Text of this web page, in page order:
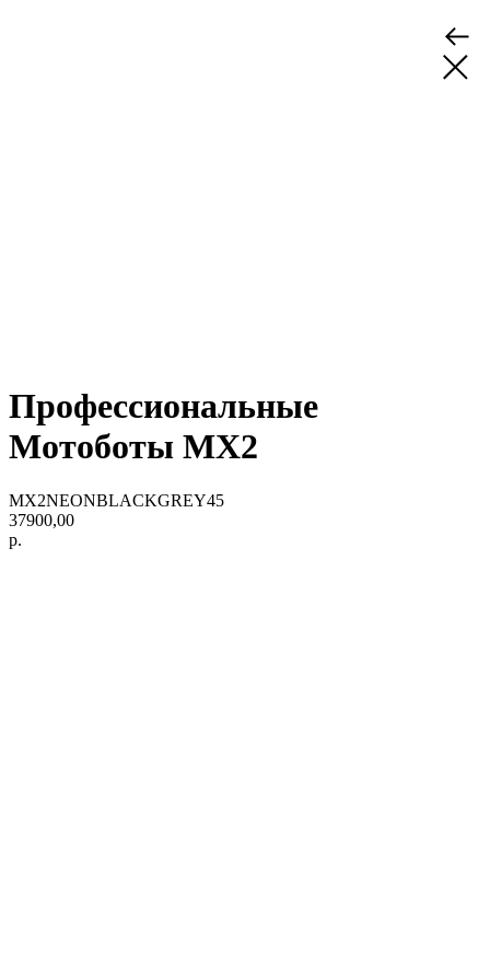
Профессиональные
Мотоботы MX2
MX2NEONBLACKGREY45
37900,00
р.